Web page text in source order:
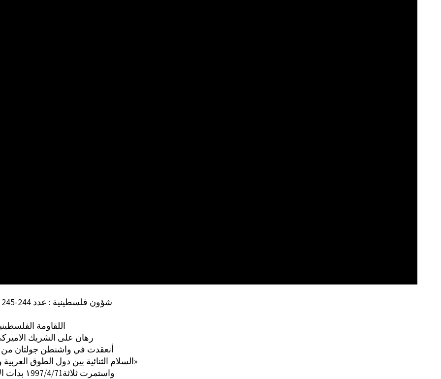
شؤون فلسطينية : عدد 244-245 (ص 110)
اللقاومة
رهان على الشريك
أنعقدت في واشنطن جولتان من
السلام الثنائية بين دول الطوق العربية واسرائيل»
بدات الاولى في ‎١997/4/71‏ واستمرت ثلاثة